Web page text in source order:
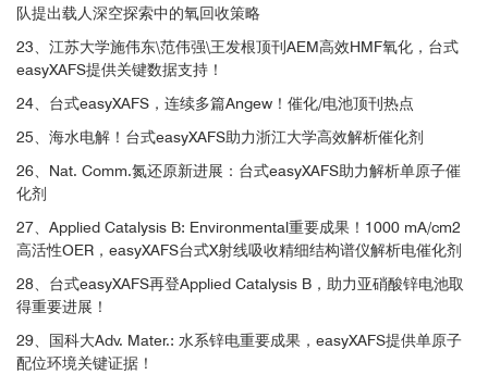
队提出载人深空探索中的氧回收策略
23、江苏大学施伟东\范伟强\王发根顶刊AEM高效HMF氧化，台式
easyXAFS提供关键数据支持！
24、台式easyXAFS，连续多篇Angew！催化/电池顶刊热点
25、海水电解！台式easyXAFS助力浙江大学高效解析催化剂
26、Nat. Comm.氮还原新进展：台式easyXAFS助力解析单原子催
化剂
27、Applied Catalysis B: Environmental重要成果！1000 mA/cm2
高活性OER，easyXAFS台式X射线吸收精细结构谱仪解析电催化剂
28、台式easyXAFS再登Applied Catalysis B，助力亚硝酸锌电池取
得重要进展！
29、国科大Adv. Mater.: 水系锌电重要成果，easyXAFS提供单原子
配位环境关键证据！